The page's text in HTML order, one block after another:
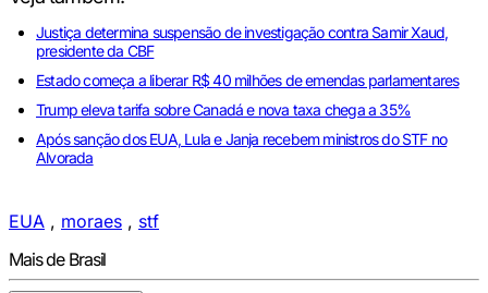
Justiça determina suspensão de investigação contra Samir Xaud,
presidente da CBF
Estado começa a liberar R$ 40 milhões de emendas parlamentares
Trump eleva tarifa sobre Canadá e nova taxa chega a 35%
Após sanção dos EUA, Lula e Janja recebem ministros do STF no
Alvorada
EUA , moraes , stf
Mais de Brasil